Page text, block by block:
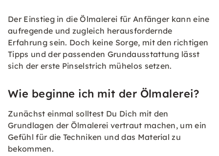
Der Einstieg in die Ölmalerei für Anfänger kann eine
aufregende und zugleich herausfordernde
Erfahrung sein. Doch keine Sorge, mit den richtigen
Tipps und der passenden Grundausstattung lässt
sich der erste Pinselstrich mühelos setzen.
Wie beginne ich mit der Ölmalerei?
Zunächst einmal solltest Du Dich mit den
Grundlagen der Ölmalerei vertraut machen, um ein
Gefühl für die Techniken und das Material zu
bekommen.